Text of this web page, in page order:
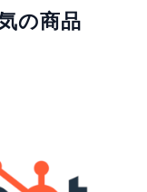
の商品